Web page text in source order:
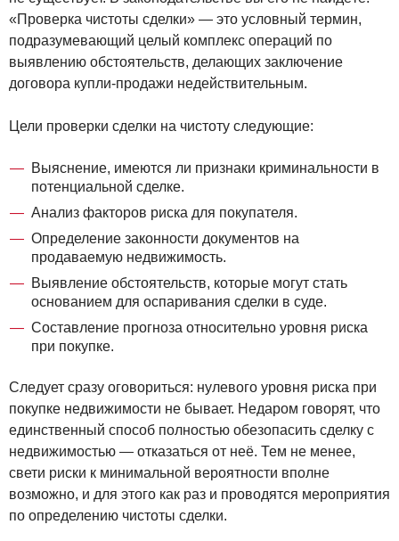
«Проверка чистоты сделки» — это условный термин,
подразумевающий целый комплекс операций по
выявлению обстоятельств, делающих заключение
договора купли-продажи недействительным.
Цели проверки сделки на чистоту следующие:
Выяснение, имеются ли признаки криминальности в
потенциальной сделке.
Анализ факторов риска для покупателя.
Определение законности документов на
продаваемую недвижимость.
Выявление обстоятельств, которые могут стать
основанием для оспаривания сделки в суде.
Составление прогноза относительно уровня риска
при покупке.
Следует сразу оговориться: нулевого уровня риска при
покупке недвижимости не бывает. Недаром говорят, что
единственный способ полностью обезопасить сделку с
недвижимостью — отказаться от неё. Тем не менее,
свети риски к минимальной вероятности вполне
возможно, и для этого как раз и проводятся мероприятия
по определению чистоты сделки.